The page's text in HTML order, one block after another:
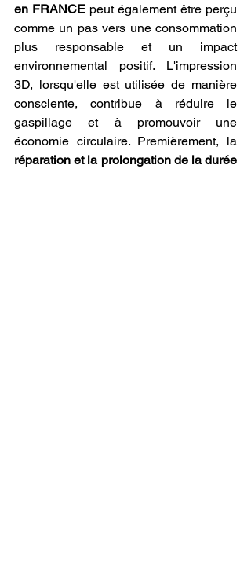
en FRANCE peut également être perçu
comme un pas vers une consommation
plus responsable et un impact
environnemental positif. L'impression
3D, lorsqu'elle est utilisée de manière
consciente, contribue à réduire le
gaspillage et à promouvoir une
réparation et la prolongation de la durée